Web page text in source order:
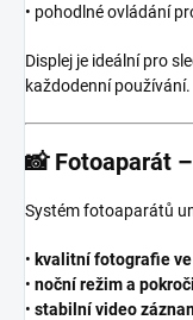
• pohodlné ovládání
Displej je ideální pro
každodenní používání.
📸 Fotoaparát
Systém fotoaparátů
• kvalitní fotografie
• noční režim a
• stabilní video